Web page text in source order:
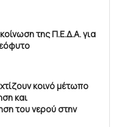
της Π.Ε.Δ.Α. για
κοινό μέτωπο
και
του νερού στην